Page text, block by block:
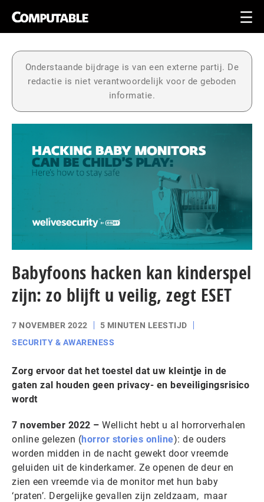
Onderstaande bijdrage is van een externe partij. De
redactie is niet verantwoordelijk voor de geboden
informatie.
Babyfoons hacken kan kinderspel
zijn: zo blijft u veilig, zegt ESET
7 NOVEMBER 2022
5 MINUTEN LEESTIJD
SECURITY & AWARENESS
Zorg ervoor dat het toestel dat uw kleintje in de
gaten zal houden geen privacy- en beveiligingsrisico
wordt
7 november 2022 – Wellicht hebt u al horrorverhalen
online gelezen (horror stories online): de ouders
worden midden in de nacht gewekt door vreemde
geluiden uit de kinderkamer. Ze openen de deur en
zien een vreemde via de monitor met hun baby
‘praten’. Dergelijke gevallen zijn zeldzaam, maar